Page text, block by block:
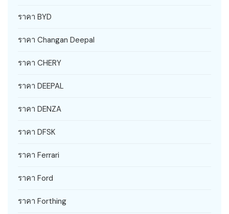
ราคา BYD
ราคา Changan Deepal
ราคา CHERY
ราคา DEEPAL
ราคา DENZA
ราคา DFSK
ราคา Ferrari
ราคา Ford
ราคา Forthing